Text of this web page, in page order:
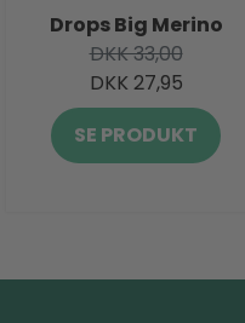
Drops Big Merino
DKK 33,00
DKK 27,95
SE PRODUKT